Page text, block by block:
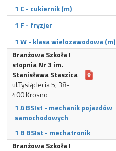
1 C - cukiernik (m)
1 F - fryzjer
1 W - klasa wielozawodowa (m)
Branżowa Szkoła I
stopnia Nr 3 im.
Stanisława Staszica
ul.Tysiąclecia 5, 38-
400 Krosno
1 A BSIst - mechanik pojazdów
samochodowych
1 B BSIst - mechatronik
Branżowa Szkoła I